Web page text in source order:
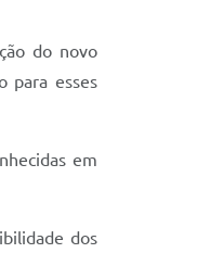
do novo
para esses
em
dos